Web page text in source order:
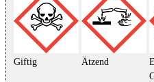
Giftig Ätzend